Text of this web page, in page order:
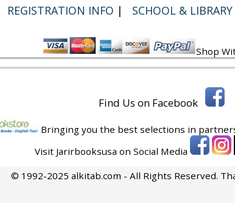
REGISTRATION INFO | SCHOOL & LIBRARY
Shop
Find Us on Facebook
Bringing you the best selections in
Visit Jarirbooksusa on Social Media
© 1992-2025 alkitab.com - All Rights Reserved.